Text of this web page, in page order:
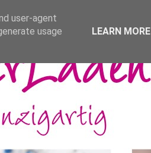
user-agent
usage
LEARN MORE